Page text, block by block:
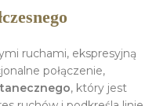
ruchami, ekspresyjną
połączenie,
, który jest